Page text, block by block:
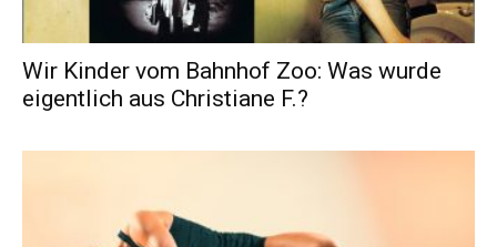
Wir Kinder vom Bahnhof Zoo: Was wurde
eigentlich aus Christiane F.?